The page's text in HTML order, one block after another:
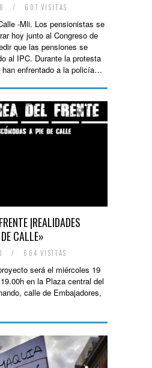
/ 607 VISITAS
-Mli. Los pensionistas se
hoy junto al Congreso de
que las pensiones se
al IPC. Durante la protesta
enfrentado a la policía…
|REALIDADES
CALLE»
/ 664 VISITAS
será el miércoles 19
en la Plaza central del
calle de Embajadores,